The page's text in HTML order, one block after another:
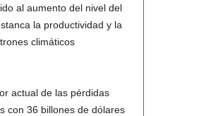
al aumento del nivel del
la productividad y la
climáticos
actual de las pérdidas
con 36 billones de dólares